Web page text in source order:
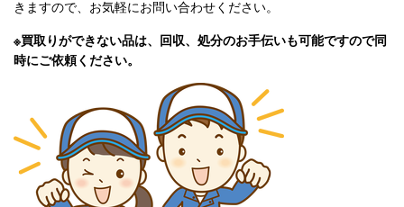
きますので、お気軽にお問い合わせください。
※買取りができない品は、回収、処分のお手伝いも可能ですので同
時にご依頼ください。